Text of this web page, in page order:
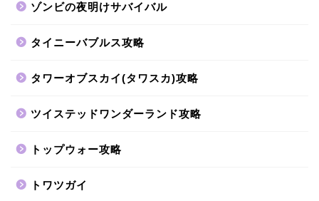
ゾンビの夜明けサバイバル
タイニーバブルス攻略
タワーオブスカイ(タワスカ)攻略
ツイステッドワンダーランド攻略
トップウォー攻略
トワツガイ